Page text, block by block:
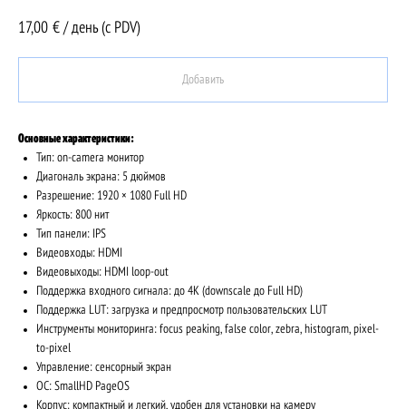
17,00 € / день (c PDV)
Добавить
Основные характеристики:
Тип: on-camera монитор
Диагональ экрана: 5 дюймов
Разрешение: 1920 × 1080 Full HD
Яркость: 800 нит
Тип панели: IPS
Видеовходы: HDMI
Видеовыходы: HDMI loop-out
Поддержка входного сигнала: до 4K (downscale до Full HD)
Поддержка LUT: загрузка и предпросмотр пользовательских LUT
Инструменты мониторинга: focus peaking, false color, zebra, histogram, pixel-
to-pixel
Управление: сенсорный экран
ОС: SmallHD PageOS
Корпус: компактный и легкий, удобен для установки на камеру